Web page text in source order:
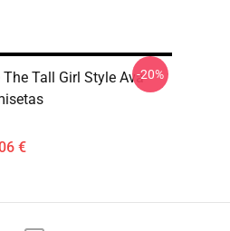
Tall Girl Style Ava
€
-20%